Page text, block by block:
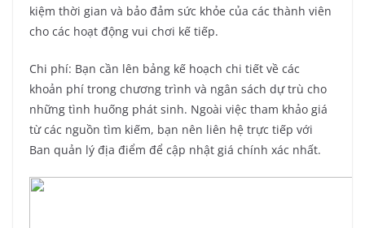
kiệm thời gian và bảo đảm sức khỏe của các thành viên
cho các hoạt động vui chơi kế tiếp.
Chi phí: Bạn cần lên bảng kế hoạch chi tiết về các
khoản phí trong chương trình và ngân sách dự trù cho
những tình huống phát sinh. Ngoài việc tham khảo giá
từ các nguồn tìm kiếm, bạn nên liên hệ trực tiếp với
Ban quản lý địa điểm để cập nhật giá chính xác nhất.